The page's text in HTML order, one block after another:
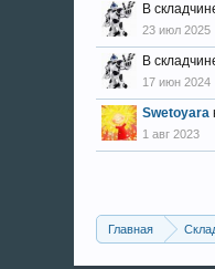
В
23 июл 2025
В
17 июн 2024
Swetoyara
1 авг 2023
Главная